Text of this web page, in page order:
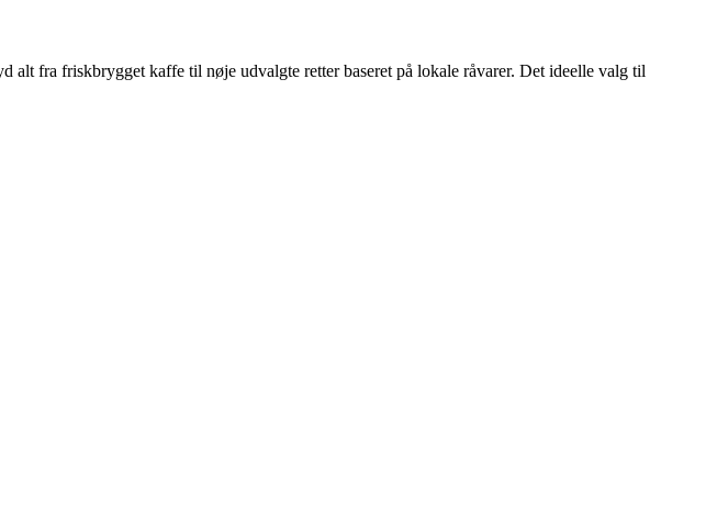
fra friskbrygget kaffe til nøje udvalgte retter baseret på lokale råvarer. Det ideelle valg til